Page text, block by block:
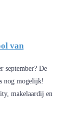
van
september? De
nog mogelijk!
makelaardij en